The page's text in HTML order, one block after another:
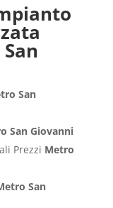
San
San Giovanni
Prezzi Metro
San